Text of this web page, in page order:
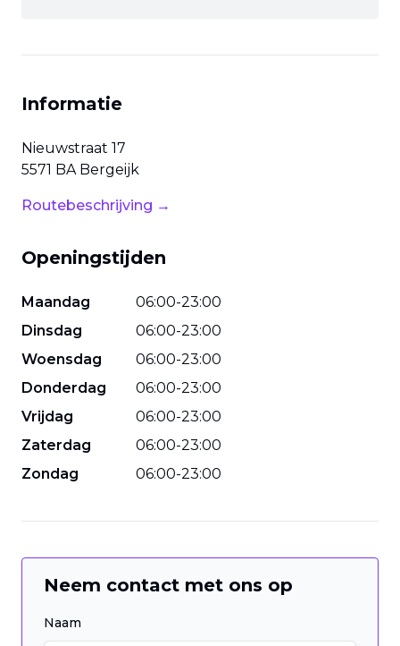
Informatie
Nieuwstraat 17
5571 BA Bergeijk
Routebeschrijving →
Openingstijden
Maandag 06:00-23:00
Dinsdag
06:00-23:00
Woensdag
06:00-23:00
Donderdag
06:00-23:00
Vrijdag
06:00-23:00
Zaterdag
06:00-23:00
Zondag
06:00-23:00
Neem contact met ons op
Naam